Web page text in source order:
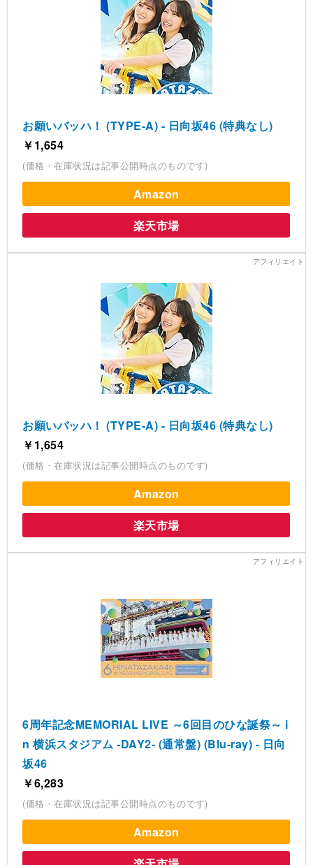
お願いバッハ！ (TYPE-A) - 日向坂46 (特典なし)
￥1,654
(価格・在庫状況は記事公開時点のものです)
Amazon
楽天市場
お願いバッハ！ (TYPE-A) - 日向坂46 (特典なし)
￥1,654
(価格・在庫状況は記事公開時点のものです)
Amazon
楽天市場
6周年記念MEMORIAL LIVE ～6回目のひな誕祭～ i
n 横浜スタジアム -DAY2- (通常盤) (Blu-ray) - 日向
坂46
￥6,283
(価格・在庫状況は記事公開時点のものです)
Amazon